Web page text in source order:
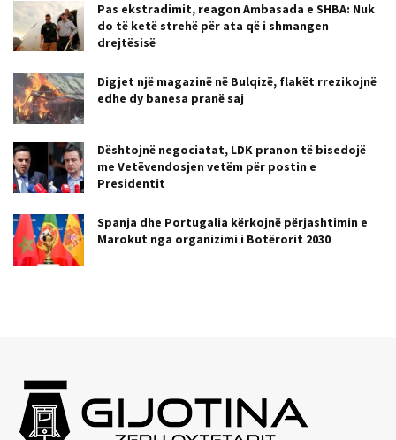
Pas ekstradimit, reagon Ambasada e SHBA: Nuk
do të ketë strehë për ata që i shmangen
drejtësisë
Digjet një magazinë në Bulqizë, flakët rrezikojnë
edhe dy banesa pranë saj
Dështojnë negociatat, LDK pranon të bisedojë
me Vetëvendosjen vetëm për postin e
Presidentit
Spanja dhe Portugalia kërkojnë përjashtimin e
Marokut nga organizimi i Botërorit 2030